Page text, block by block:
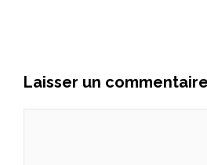
Laisser un commentaire